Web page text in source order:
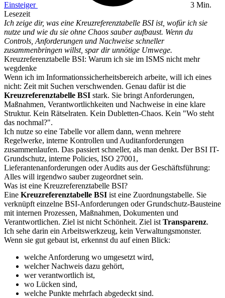
Einsteiger
3 Min.
Lesezeit
Ich zeige dir, was eine Kreuzreferenztabelle BSI ist, wofür ich sie
nutze und wie du sie ohne Chaos sauber aufbaust. Wenn du
Controls, Anforderungen und Nachweise schneller
zusammenbringen willst, spar dir unnötige Umwege.
Kreuzreferenztabelle BSI: Warum ich sie im ISMS nicht mehr
wegdenke
Wenn ich im Informationssicherheitsbereich arbeite, will ich eines
nicht: Zeit mit Suchen verschwenden. Genau dafür ist die
Kreuzreferenztabelle BSI stark. Sie bringt Anforderungen,
Maßnahmen, Verantwortlichkeiten und Nachweise in eine klare
Struktur. Kein Rätselraten. Kein Dubletten-Chaos. Kein "Wo steht
das nochmal?".
Ich nutze so eine Tabelle vor allem dann, wenn mehrere
Regelwerke, interne Kontrollen und Auditanforderungen
zusammenlaufen. Das passiert schneller, als man denkt. Der BSI IT-
Grundschutz, interne Policies, ISO 27001,
Lieferantenanforderungen oder Audits aus der Geschäftsführung:
Alles will irgendwo sauber zugeordnet sein.
Was ist eine Kreuzreferenztabelle BSI?
Eine Kreuzreferenztabelle BSI ist eine Zuordnungstabelle. Sie
verknüpft einzelne BSI-Anforderungen oder Grundschutz-Bausteine
mit internen Prozessen, Maßnahmen, Dokumenten und
Verantwortlichen. Ziel ist nicht Schönheit. Ziel ist Transparenz.
Ich sehe darin ein Arbeitswerkzeug, kein Verwaltungsmonster.
Wenn sie gut gebaut ist, erkennst du auf einen Blick:
welche Anforderung wo umgesetzt wird,
welcher Nachweis dazu gehört,
wer verantwortlich ist,
wo Lücken sind,
welche Punkte mehrfach abgedeckt sind.